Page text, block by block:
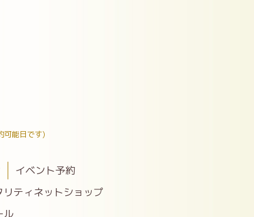
可能日です)
イベント予約
リティネットショップ
ル